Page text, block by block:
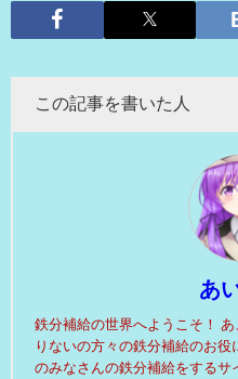
この記事を書いた人
あ
鉄分補給の世界へようこそ！
りないの方々の鉄分補給のお
のみなさんの鉄分補給をするサ